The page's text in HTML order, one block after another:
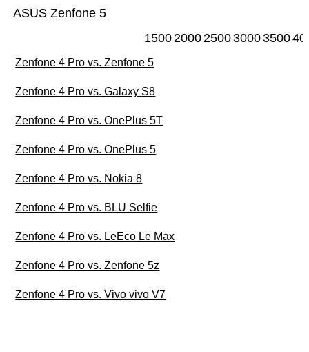
ASUS Zenfone 5
15002000250030003500
Zenfone 4 Pro vs. Zenfone 5
Zenfone 4 Pro vs. Galaxy S8
Zenfone 4 Pro vs. OnePlus 5T
Zenfone 4 Pro vs. OnePlus 5
Zenfone 4 Pro vs. Nokia 8
Zenfone 4 Pro vs. BLU Selfie
Zenfone 4 Pro vs. LeEco Le Max
Zenfone 4 Pro vs. Zenfone 5z
Zenfone 4 Pro vs. Vivo vivo V7